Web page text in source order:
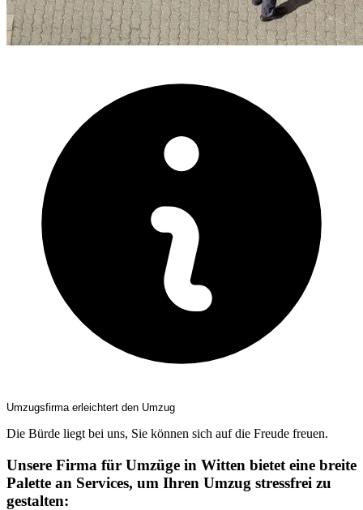
Umzugsfirma erleichtert den Umzug
Die Bürde liegt bei uns, Sie können sich auf die Freude freuen.
Unsere Firma für Umzüge in Witten bietet eine breite
Palette an Services, um Ihren Umzug stressfrei zu
gestalten: